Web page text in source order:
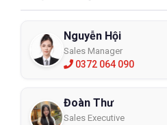
Nguyễn Hội
Sales Manager
0372 064 090
Đoàn Thư
Sales Executive